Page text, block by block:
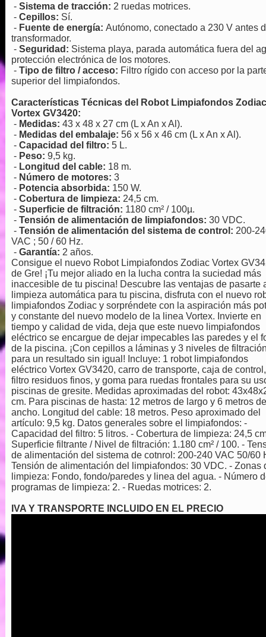
- Sistema de tracción: 2 ruedas motrices.
- Cepillos: Sí.
- Fuente de energía: Autónomo, conectado a 230 V antes
transformador.
- Seguridad: Sistema playa, parada automática fuera del
protección electrónica de los motores.
- Tipo de filtro / acceso: Filtro rígido con acceso por la
superior del limpiafondos.
Características Técnicas del Robot Limpiafondos Zodiac
Vortex GV3420:
- Medidas: 43 x 48 x 27 cm (L x An x Al).
- Medidas del embalaje: 56 x 56 x 46 cm (L x An x Al).
- Capacidad del filtro: 5 L.
- Peso: 9,5 kg.
- Longitud del cable: 18 m.
- Número de motores: 3
- Potencia absorbida: 150 W.
- Cobertura de limpieza: 24,5 cm.
- Superficie de filtración: 1180 cm² / 100µ.
- Tensión de alimentación de limpiafondos: 30 VDC.
- Tensión de alimentación del sistema de control: 200-
VAC ; 50 / 60 Hz.
-Garantía: 2 años.
Consigue el nuevo Robot Limpiafondos Zodiac Vortex
de Gre! ¡Tu mejor aliado en la lucha contra la suciedad más
inaccesible de tu piscina! Descubre las ventajas de pasarte
limpieza automática para tu piscina, disfruta con el nuevo
limpiafondos Zodiac y sorpréndete con la aspiración más
y constante del nuevo modelo de la linea Vortex. Invierte en
tiempo y calidad de vida, deja que este nuevo limpiafondos
eléctrico se encargue de dejar impecables las paredes y el
de la piscina. ¡Con cepillos a láminas y 3 niveles de
para un resultado sin igual! Incluye: 1 robot limpiafondos
eléctrico Vortex GV3420, carro de transporte, caja de control,
filtro residuos finos, y goma para ruedas frontales para su
piscinas de gresite. Medidas aproximadas del robot:
cm. Para piscinas de hasta: 12 metros de largo y 6 metros de
ancho. Longitud del cable: 18 metros. Peso aproximado del
artículo: 9,5 kg. Datos generales sobre el limpiafondos: -
Capacidad del filtro: 5 litros. - Cobertura de limpieza: 24,5
Superficie filtrante / Nivel de filtración: 1.180 cm² / 100. -
de alimentación del sistema de cotnrol: 200-240 VAC 50/60
Tensión de alimentación del limpiafondos: 30 VDC. - Zonas
limpieza: Fondo, fondo/paredes y linea del agua. - Número
programas de limpieza: 2. - Ruedas motrices: 2.
IVA Y TRANSPORTE INCLUIDO EN EL PRECIO